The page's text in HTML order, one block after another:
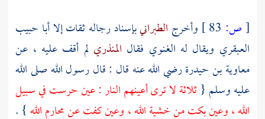
[ص: وأخرج الطبرانيبإسناد رجاله ثقات إلاأبا حبيب
العبقري ويقال له الغنوي فقال المنذري لم أقف عليه ، عن
معاوية بن حيدرةرضي الله عنه قال : قال رسول الله صلى الله
عليه وسلم {ثلاثة لا ترى أعينهم النار : عين حرست في سبيل
الله ، وعين بكت من خشية الله ، وعين كفت عن محارم الله} .